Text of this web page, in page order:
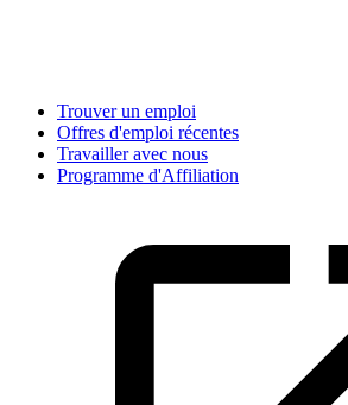
Trouver un emploi
Offres d'emploi récentes
Travailler avec nous
Programme d'Affiliation